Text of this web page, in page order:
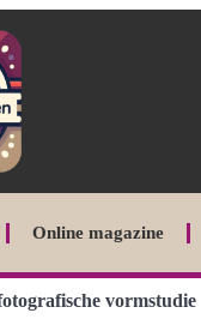
Online magazine
vormstudie